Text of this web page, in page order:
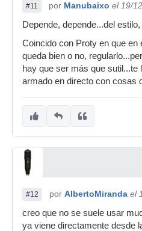
#11 por Manubaixo el 19/
Depende, depende...del
Coincido con Proty en que en
queda bien o no,
hay que ser más que sutil...te
armado en directo con cosas
#12 por AlbertoMiranda el
creo que no se suele usar
ya viene directamente desde